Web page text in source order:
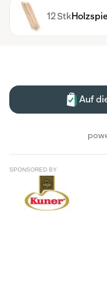
SPONSORED BY